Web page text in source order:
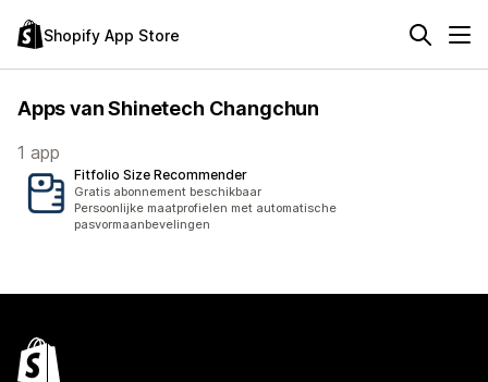
Shopify App Store
Apps van Shinetech Changchun
1 app
Fitfolio Size Recommender
Gratis abonnement beschikbaar
Persoonlijke maatprofielen met automatische
pasvormaanbevelingen